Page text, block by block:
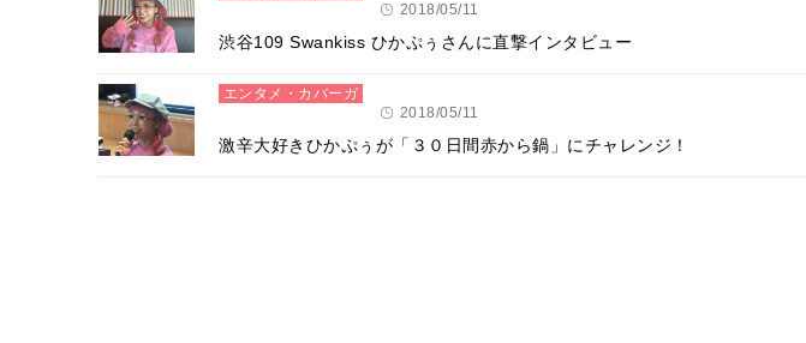
2018/05/11
渋谷109 Swankiss ひかぷぅさんに直撃インタビュー
エンタメ・カバーガ
2018/05/11
激辛大好きひかぷぅが「３０日間赤から鍋」にチャレンジ！